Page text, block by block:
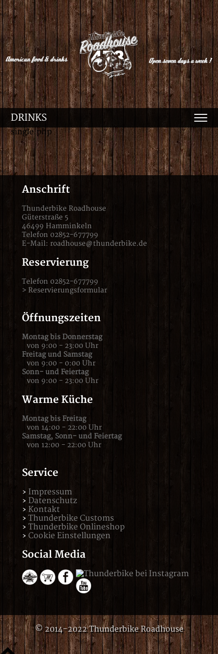
DRINKS
single.php
Anschrift
Thunderbike Roadhouse
Güterstraße 5
46499 Hamminkeln
Telefon 02852-677799
E-Mail: roadhouse@thunderbike.de
Reservierung
Telefon 02852-677799
> Reservierungsformular
Öffnungszeiten
Montag bis Donnerstag
von 9:00 - 23:00 Uhr
Freitag und Samstag
von 9:00 - 0:00 Uhr
Sonn- und Feiertag
von 9:00 - 23:00 Uhr
Warme Küche
Montag bis Freitag
von 14:00 - 22:00 Uhr
Samstag, Sonn- und Feiertag
von 12:00 - 22:00 Uhr
Service
Impressum
Datenschutz
Kontakt
Thunderbike Customs
Thunderbike Onlineshop
Cookie Einstellungen
Social Media
© 2014-2022 Thunderbike Roadhouse